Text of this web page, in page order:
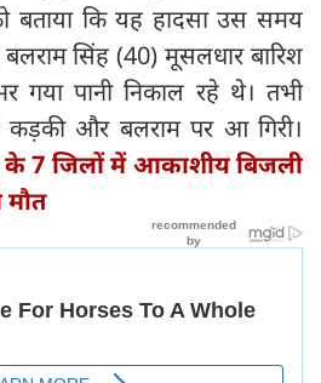
बताया कि यह हादसा उस समय
सिंह (40) मूसलधार बारिश
पानी निकाल रहे थे। तभी
और बलराम पर आ गिरी।
के 7 जिलों में आकाशीय बिजली
मौत